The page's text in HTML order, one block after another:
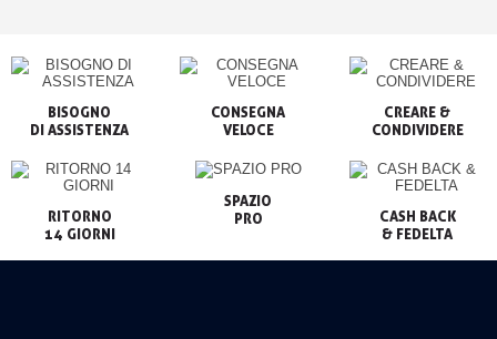
BISOGNO
CONSEGNA
VELOCE
CREARE &
CONDIVIDERE
RITORNO
14 GIORNI
SPAZIO
PRO
CASH BACK
& FEDELTA